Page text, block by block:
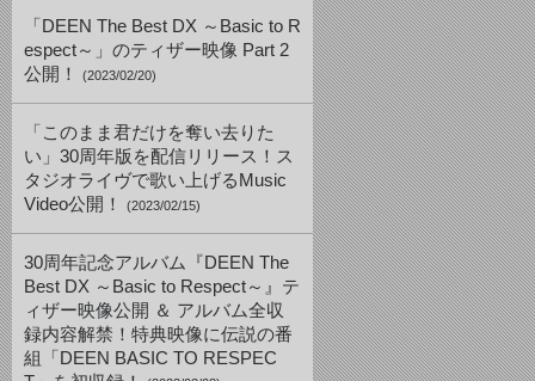
「DEEN The Best DX ～Basic to R
espect～」のティザー映像 Part 2
公開！
(2023/02/20)
「このまま君だけを奪い去りた
い」30周年版を配信リリース！ス
タジオライヴで歌い上げるMusic
Video公開！
(2023/02/15)
30周年記念アルバム『DEEN The
Best DX ～Basic to Respect～』テ
ィザー映像公開 ＆ アルバム全収
録内容解禁！特典映像に伝説の番
組「DEEN BASIC TO RESPEC